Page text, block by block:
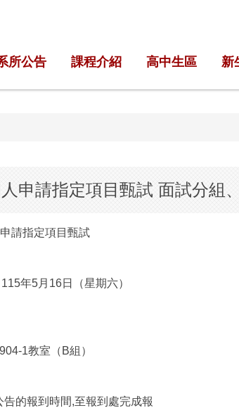
所公告 課程介紹 高中生區 新
申請指定項目甄試 面試分組
請指定項目甄試
年5月16日（星期六）
1教室（B組）
的報到時間,至報到處完成報